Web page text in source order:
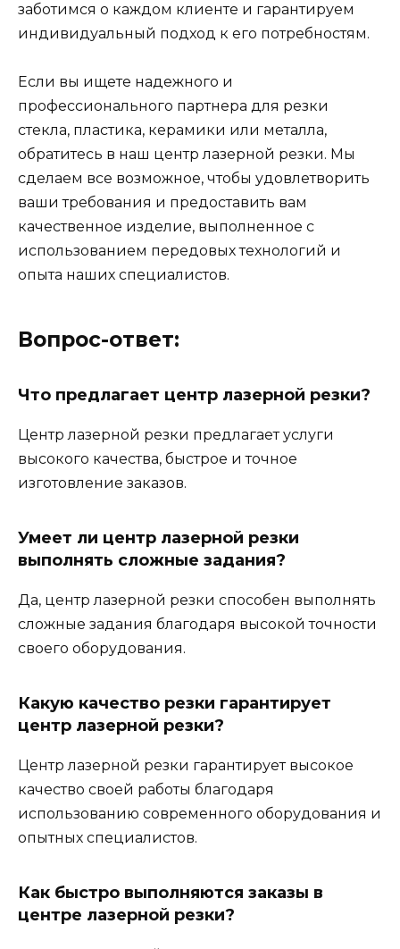
заботимся о каждом клиенте и гарантируем
индивидуальный подход к его потребностям.
Если вы ищете надежного и
профессионального партнера для резки
стекла, пластика, керамики или металла,
обратитесь в наш центр лазерной резки. Мы
сделаем все возможное, чтобы удовлетворить
ваши требования и предоставить вам
качественное изделие, выполненное с
использованием передовых технологий и
опыта наших специалистов.
Вопрос-ответ:
Что предлагает центр лазерной резки?
Центр лазерной резки предлагает услуги
высокого качества, быстрое и точное
изготовление заказов.
Умеет ли центр лазерной резки
выполнять сложные задания?
Да, центр лазерной резки способен выполнять
сложные задания благодаря высокой точности
своего оборудования.
Какую качество резки гарантирует
центр лазерной резки?
Центр лазерной резки гарантирует высокое
качество своей работы благодаря
использованию современного оборудования и
опытных специалистов.
Как быстро выполняются заказы в
центре лазерной резки?